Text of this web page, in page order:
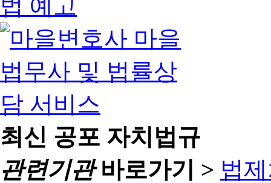
최신 공포 자치법규
관련기관바로가기 > 법